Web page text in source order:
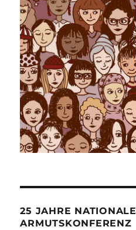
25 JAHRE NATIONALE
ARMUTSKONFERENZ